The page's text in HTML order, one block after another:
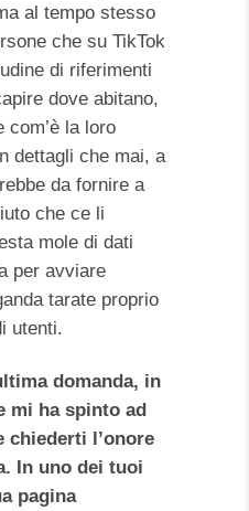
al tempo stesso
che su TikTok
di riferimenti
dove abitano,
la loro
dettagli che mai, a
da fornire a
che ce li
mole di dati
per avviare
tarate proprio
utenti.
domanda, in
mi ha spinto ad
chiederti l’onore
In uno dei tuoi
pagina